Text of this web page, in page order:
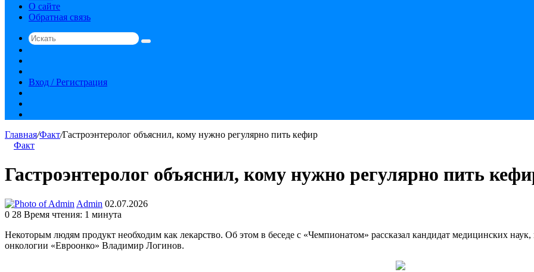
О сайте
Обратная связь
Искать
статья
Вход / Регистрация
Главная/Факт/Гастроэнтеролог объяснил, кому нужно регулярно пить кефир
Факт
Гастроэнтеролог объяснил, кому нужно регулярно пить
Admin Send
an
02.07.2026
0 28 Время чтения: 1 минута
Некоторым людям продукт необходим как лекарство. Об этом в беседе с «Чемпионатом» рассказал кандидат медицинских наук,
онкологии «Евроонко» Владимир Логинов.